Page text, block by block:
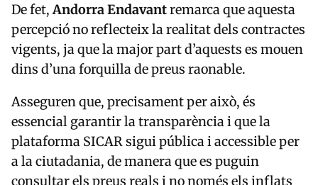
De fet,Andorra Endavantremarca que aquesta
percepció no reflecteix la realitat dels contractes
vigents, ja que la major part d’aquests es mouen
dins d’una forquilla de preus raonable.
Asseguren que, precisament per això, és
essencial garantir la transparència i que la
plataforma SICAR sigui pública i accessible per
a la ciutadania, de manera que es puguin
consultar els preus reals i no només els inflats